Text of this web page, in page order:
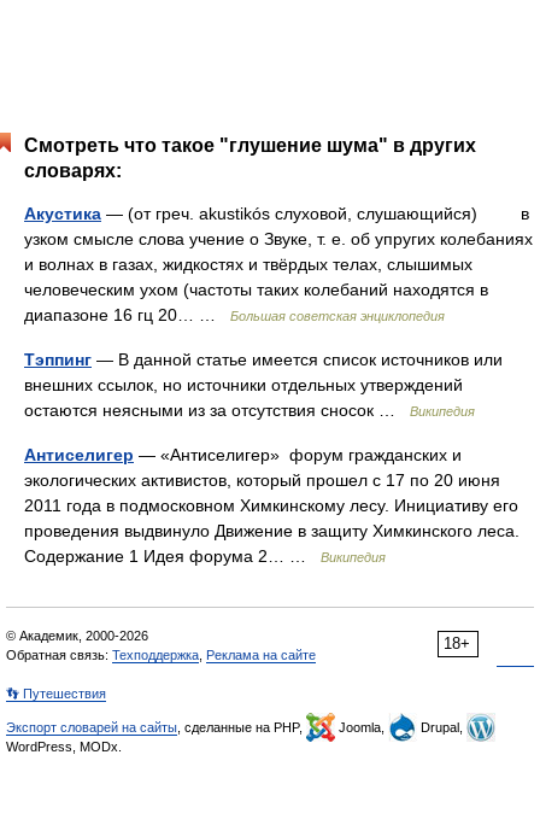
Смотреть что такое "глушение шума" в других
словарях:
Акустика — (от греч. akustikós слуховой, слушающийся) в
узком смысле слова учение о Звуке, т. е. об упругих колебаниях
и волнах в газах, жидкостях и твёрдых телах, слышимых
человеческим ухом (частоты таких колебаний находятся в
диапазоне 16 гц 20… …
Большая советская энциклопедия
Тэппинг — В данной статье имеется список источников или
внешних ссылок, но источники отдельных утверждений
остаются неясными из за отсутствия сносок …
Википедия
Антиселигер — «Антиселигер» форум гражданских и
экологических активистов, который прошел с 17 по 20 июня
2011 года в подмосковном Химкинскому лесу. Инициативу его
проведения выдвинуло Движение в защиту Химкинского леса.
Содержание 1 Идея форума 2… …
Википедия
18+
© Академик, 2000-2026
Обратная связь: Техподдержка Реклама на сайте
👣 Путешествия
Экспорт словарей на сайты , сделанные на PHP, Joomla,
Drupal,
WordPress, MODx.